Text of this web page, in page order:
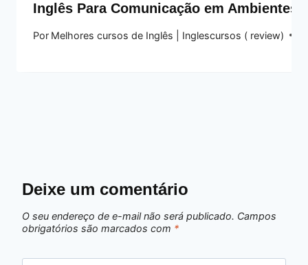
Inglês Para Comunicação em Ambientes
Por Melhores cursos de Inglês | Inglescursos ( review)
Deixe um comentário
O seu endereço de e-mail não será publicado. Campos
obrigatórios são marcados com *